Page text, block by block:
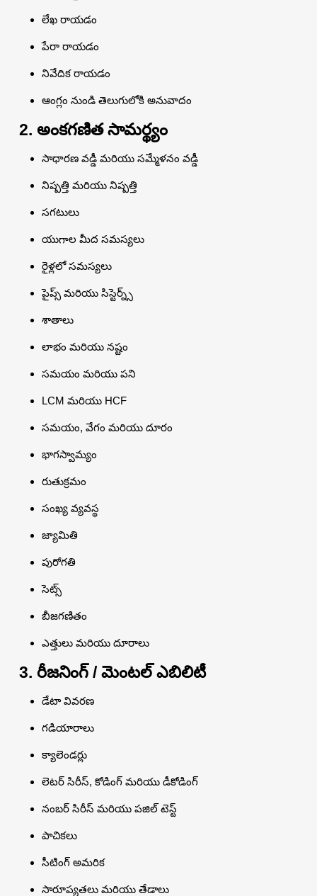
లేఖ రాయడం
పేరా రాయడం
నివేదిక రాయడం
ఆంగ్లం నుండి తెలుగులోకి అనువాదం
2. అంకగణిత సామర్థ్యం
సాధారణ వడ్డీ మరియు సమ్మేళనం వడ్డీ
నిష్పత్తి మరియు నిష్పత్తి
సగటులు
యుగాల మీద సమస్యలు
రైళ్లలో సమస్యలు
పైప్స్ మరియు సిస్టెర్న్స్
శాతాలు
లాభం మరియు నష్టం
సమయం మరియు పని
LCM మరియు HCF
సమయం, వేగం మరియు దూరం
భాగస్వామ్యం
రుతుక్రమం
సంఖ్య వ్యవస్థ
జ్యామితి
పురోగతి
సెట్స్
బీజగణితం
ఎత్తులు మరియు దూరాలు
3. రీజనింగ్ / మెంటల్ ఎబిలిటీ
డేటా వివరణ
గడియారాలు
క్యాలెండర్లు
లెటర్ సిరీస్, కోడింగ్ మరియు డీకోడింగ్
నంబర్ సిరీస్ మరియు పజిల్ టెస్ట్
పాచికలు
సీటింగ్ అమరిక
సారూప్యతలు మరియు తేడాలు